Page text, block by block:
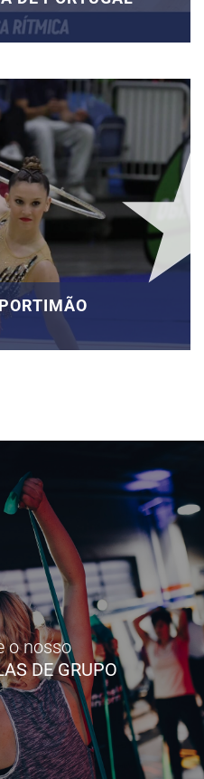
o nosso
DE GRUPO